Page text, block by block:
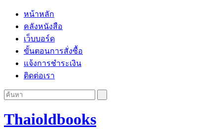
หน้าหลัก
คลังหนังสือ
เว็บบอร์ด
ขั้นตอนการสั่งซื้อ
แจ้งการชำระเงิน
ติดต่อเรา
Thaioldbooks